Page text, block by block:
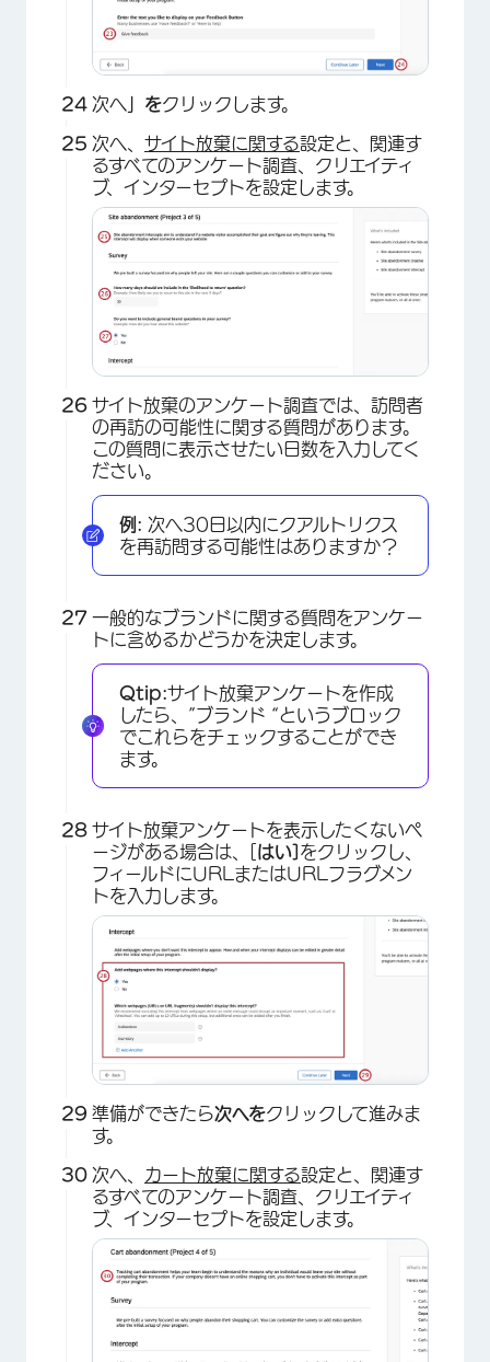
×
×
次へ 」をクリックします。
次へ、 サイト放棄に関する設定と、関連す
るすべてのアンケート調査、クリエイティ
ブ、インターセプトを設定します。
×
サイト放棄のアンケート調査では、訪問者
の再訪の可能性に関する質問があります。
この質問に表示させたい日数を入力してく
ださい。
例: 次へ30日以内にクアルトリクス
を再訪問する可能性はありますか？
一般的なブランドに関する質問をアンケー
トに含めるかどうかを決定します。
Qtip:サイト放棄アンケートを作成
したら、”ブランド “というブロック
でこれらをチェックすることができ
ます。
サイト放棄アンケートを表示したくないペ
ージがある場合は、[ はい] をクリックし、
フィールドにURLまたはURLフラグメン
トを入力します。
準備ができたら次へをクリックして進みま
す。
次へ、 カート放棄に関する設定と、関連す
るすべてのアンケート調査、クリエイティ
ブ、インターセプトを設定します。